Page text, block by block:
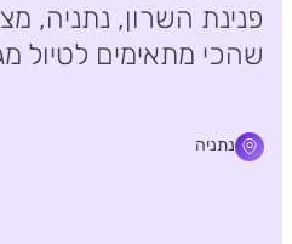
פנינת השרון, נתניה,
שהכי מתאימים לטיול
נתניה